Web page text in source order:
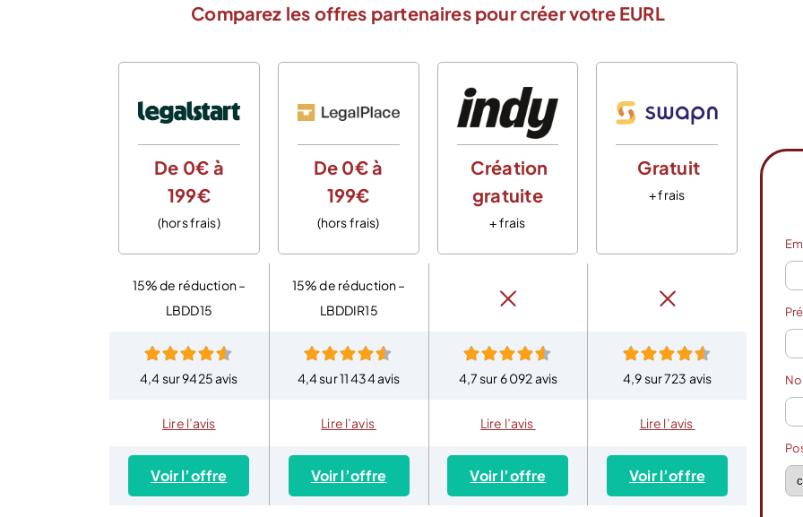
Comparez les offres partenaires pour créer votre EURL
De 0€ à
199€
(hors frais)
15% de réduction –
LBDD15
4,4 sur 9425 avis
Lire l’avis
Voir l’offre
De 0€ à
199€
(hors frais)
15% de réduction –
LBDDIR15
4,4 sur 11 434 avis
Lire l’avis
Voir l’offre
Création
gratuite
+ frais
4,7 sur 6 092 avis
Lire l’avis
Voir l’offre
Gratuit
+ frais
4,9 sur 723 avis
Lire l’avis
Voir l’offre